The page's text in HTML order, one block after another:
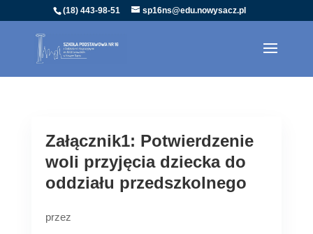
(18) 443-98-51 sp16ns@edu.nowysacz.pl
Załącznik1: Potwierdzenie
woli przyjęcia dziecka do
oddziału przedszkolnego
przez